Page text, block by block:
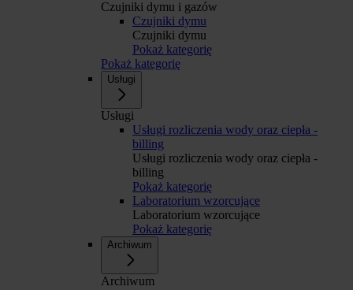
Czujniki dymu i gazów
Czujniki dymu
Czujniki dymu
Pokaż kategorię
Pokaż kategorię
Usługi
Usługi
Usługi rozliczenia wody oraz ciepła -
billing
Usługi rozliczenia wody oraz ciepła -
billing
Pokaż kategorię
Laboratorium wzorcujące
Laboratorium wzorcujące
Pokaż kategorię
Archiwum
Archiwum